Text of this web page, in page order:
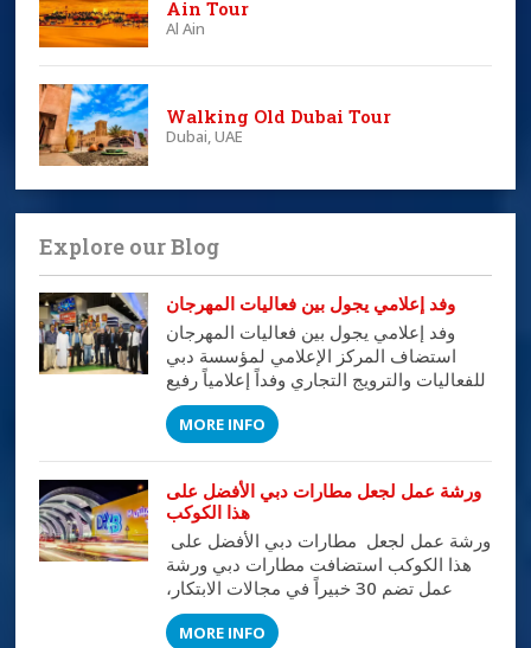
Ain Tour
Al Ain
Walking Old Dubai Tour
Dubai, UAE
Explore our Blog
وفد إعلامي يجول بين فعاليات المهرجان
وفد إعلامي يجول بين فعاليات المهرجان
استضاف المركز الإعلامي لمؤسسة دبي
للفعاليات والترويج التجاري وفداً إعلامياً رفيع
المستوى من كبار الإعلاميين في الوطن
العربي على مدى ثلاثة أيام قاموا خلالها
بجولات تفصيلية على مختلف أنشطة
وفعاليات المهرجان اطلعوا خلالها عبر لقاءات
مباشرة مع المسئولين في المواقع على أهم
الفعاليات والأنشطة التي تتم خلال المهرجان.
وقد […]
MORE INFO
ورشة عمل لجعل مطارات دبي الأفضل على
هذا الكوكب
هذا الكوكب استضافت مطارات دبي ورشة
عمل تضم 30 خبيراً في مجالات الابتكار،
والعمليات، وتصميم الخدمات، يمثلون نخبة
من المتخصصين في خدمات قطاع الطيران.
MORE INFO